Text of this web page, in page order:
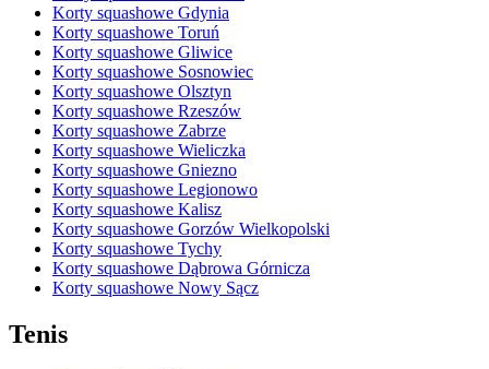
Korty squashowe Gdynia
Korty squashowe Toruń
Korty squashowe Gliwice
Korty squashowe Sosnowiec
Korty squashowe Olsztyn
Korty squashowe Rzeszów
Korty squashowe Zabrze
Korty squashowe Wieliczka
Korty squashowe Gniezno
Korty squashowe Legionowo
Korty squashowe Kalisz
Korty squashowe Gorzów Wielkopolski
Korty squashowe Tychy
Korty squashowe Dąbrowa Górnicza
Korty squashowe Nowy Sącz
Tenis